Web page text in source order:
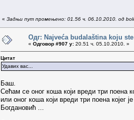
« Задњи пут промењено: 01.56 ч. 06.10.2010. од
Одг: Najveća budalaština koju
« Одговор #907 у: 20.51 ч. 05.10.2010. »
Цитат
Удавих вас...
Баш.
Сећам се оног коша који вреди три поена
или оног коша који вреди три поена којег
Богдановић ...